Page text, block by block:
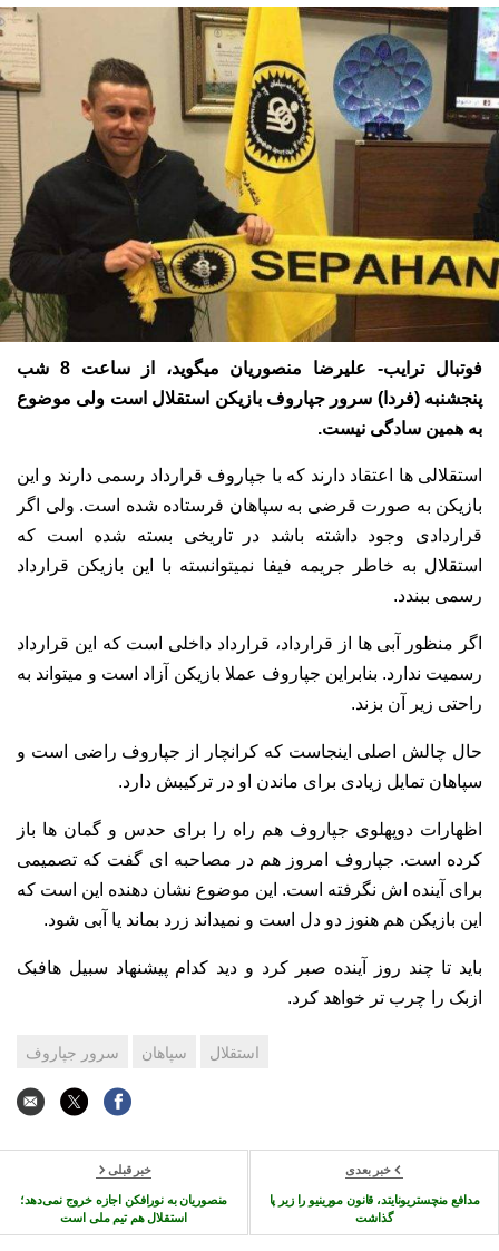
فوتبال ترایب- علیرضا منصوریان میگوید، از ساعت 8 شب
پنجشنبه (فردا) سرور جپاروف بازیکن استقلال است ولی موضوع
به همین سادگی نیست.
استقلالی ها اعتقاد دارند که با جپاروف قرارداد رسمی دارند و این
بازیکن به صورت قرضی به سپاهان فرستاده شده است. ولی اگر
قراردادی وجود داشته باشد در تاریخی بسته شده است که
استقلال به خاطر جریمه فیفا نمیتوانسته با این بازیکن قرارداد
رسمی ببندد.
اگر منظور آبی ها از قرارداد، قرارداد داخلی است که این قرارداد
رسمیت ندارد. بنابراین جپاروف عملا بازیکن آزاد است و میتواند به
راحتی زیر آن بزند.
حال چالش اصلی اینجاست که کرانچار از جپاروف راضی است و
سپاهان تمایل زیادی برای ماندن او در ترکیبش دارد.
اظهارات دوپهلوی جپاروف هم راه را برای حدس و گمان ها باز
کرده است. جپاروف امروز هم در مصاحبه ای گفت که تصمیمی
برای آینده اش نگرفته است. این موضوع نشان دهنده این است که
این بازیکن هم هنوز دو دل است و نمیداند زرد بماند یا آبی شود.
باید تا چند روز آینده صبر کرد و دید کدام پیشنهاد سبیل هافبک
ازبک را چرب تر خواهد کرد.
استقلال سپاهان سرور جپاروف
خبر بعدی
مدافع منچستریونایتد، قانون مورینیو را زیر پا
گذاشت
خبر قبلی
منصوریان به نورافکن اجازه خروج نمی‌دهد؛
استقلال هم تیم ملی است